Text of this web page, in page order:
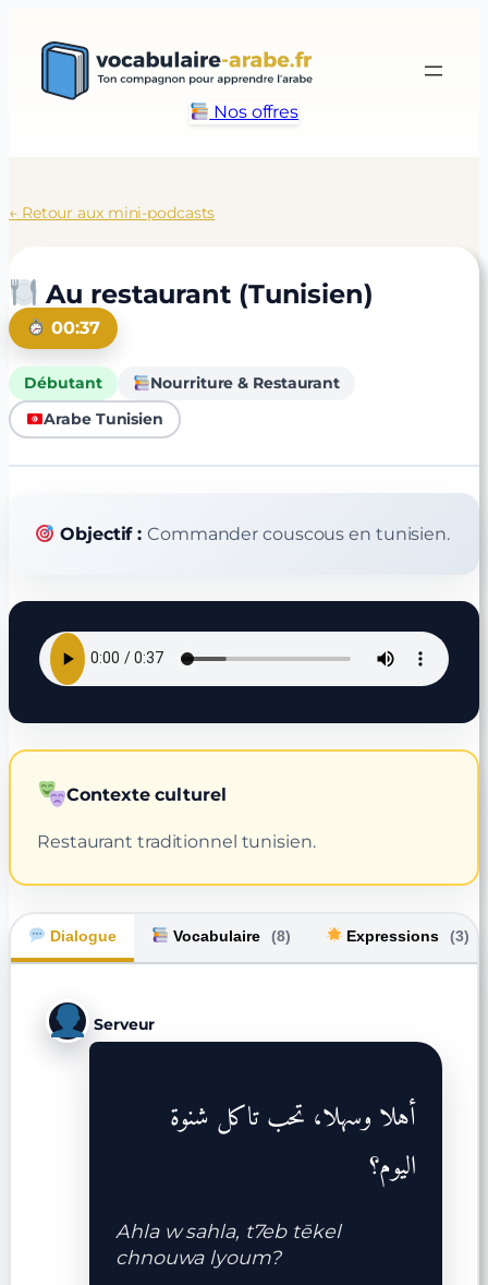
Nos offres
← Retour aux mini-podcasts
Au restaurant (Tunisien)
00:37
Débutant
Nourriture & Restaurant
Arabe Tunisien
Objectif :Commander couscous en tunisien.
Contexte culturel
Restaurant traditionnel tunisien.
Dialogue Vocabulaire (8) Expressions (3)
Serveur
أهلا وسهلا، تحب تاكل شنوة
اليوم؟
Ahla w sahla, t7eb tēkel
chnouwa lyoum?